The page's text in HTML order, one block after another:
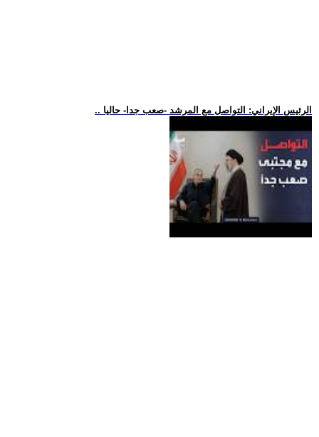
.. الرئيس الإيراني: التواصل مع المرشد -صعب جدا- حاليا